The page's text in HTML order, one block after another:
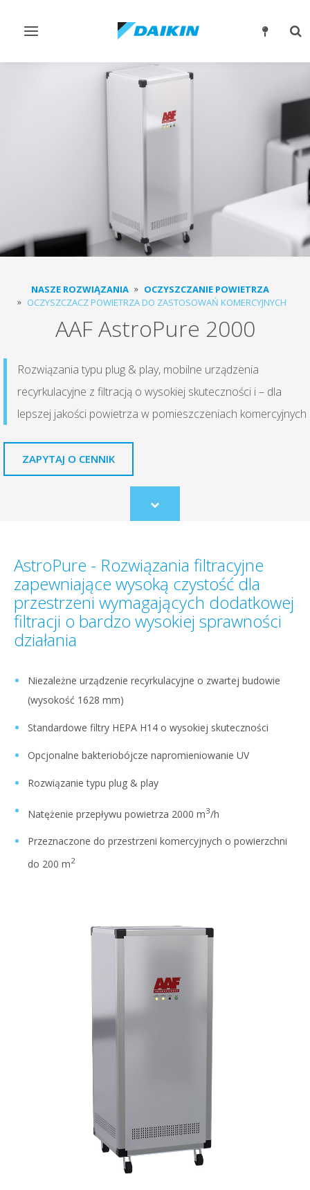
Przełącz
NASZE ROZWIĄZANIA
OCZYSZCZANIE POWIETRZA
OCZYSZCZACZ POWIETRZA DO ZASTOSOWAŃ KOMERCYJNYCH
AAF AstroPure 2000
Rozwiązania typu plug & play, mobilne urządzenia
recyrkulacyjne z filtracją o wysokiej skuteczności i – dla
lepszej jakości powietrza w pomieszczeniach komercyjnych
ZAPYTAJ O CENNIK
Scroll
to
AstroPure - Rozwiązania filtracyjne
zapewniające wysoką czystość dla
przestrzeni wymagających dodatkowej
filtracji o bardzo wysokiej sprawności
działania
Niezależne urządzenie recyrkulacyjne o zwartej budowie
(wysokość 1628 mm)
Standardowe filtry HEPA H14 o wysokiej skuteczności
Opcjonalne bakteriobójcze napromieniowanie UV
Rozwiązanie typu plug & play
Natężenie przepływu powietrza 2000 m3/h
Przeznaczone do przestrzeni komercyjnych o powierzchni
do 200 m2